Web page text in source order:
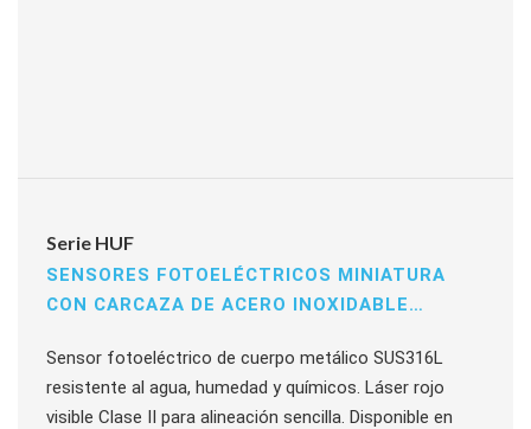
Serie HUF
SENSORES FOTOELÉCTRICOS MINIATURA
CON CARCAZA DE ACERO INOXIDABLE
Sensor fotoeléctrico de cuerpo metálico SUS316L
resistente al agua, humedad y químicos. Láser rojo
visible Clase II para alineación sencilla. Disponible en